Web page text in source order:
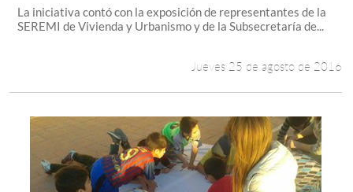
La iniciativa contó con la exposición de representantes de la
SEREMI de Vivienda y Urbanismo y de la Subsecretaría de...
Jueves 25 de agosto de 2016